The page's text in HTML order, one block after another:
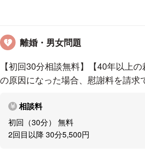
企業法務
♧プライバシー管理の徹底♧
情報管理・プライバシーへの配慮は
ご相談にあたっては、完全個室で
ご連絡も携帯電話にしてほしいな
離婚・男女問題
【初回30分相談無料】【40年以上
の原因になった場合、慰謝料を請求
相談料
初回（30分） 無料
2回目以降 30分5,500円